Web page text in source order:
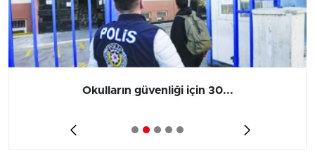
Okulların güvenliği için 30...